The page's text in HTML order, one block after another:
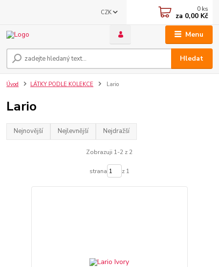
Menu
CZK
Hledat
0 ks
za 0,00 Kč
Úvod LÁTKY PODLE KOLEKCE Lario
Lario
Nejnovější Nejlevnější Nejdražší
Zobrazuji 1-2 z 2
strana z 1